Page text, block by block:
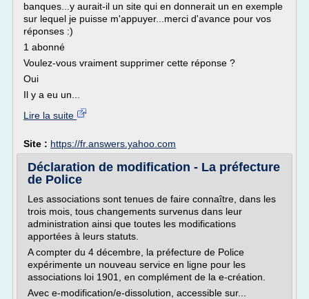
banques...y aurait-il un site qui en donnerait un en exemple
sur lequel je puisse m'appuyer...merci d'avance pour vos
réponses :)
1 abonné
Voulez-vous vraiment supprimer cette réponse ?
Oui
Il y a eu un...
Lire la suite
Site : https://fr.answers.yahoo.com
Déclaration de modification - La préfecture
de Police
Les associations sont tenues de faire connaître, dans les
trois mois, tous changements survenus dans leur
administration ainsi que toutes les modifications
apportées à leurs statuts.
A compter du 4 décembre, la préfecture de Police
expérimente un nouveau service en ligne pour les
associations loi 1901, en complément de la e-création.
Avec e-modification/e-dissolution, accessible sur...